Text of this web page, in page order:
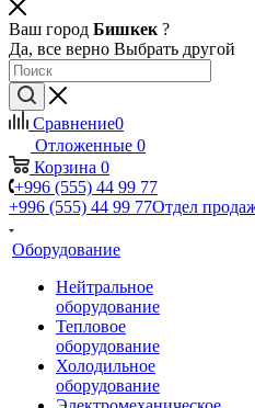
Ваш город Бишкек ?
Да, все верно Выбрать другой
Сравнение0
Отложенные 0
Корзина 0
+996 (555) 44 99 77
+996 (555) 44 99 77Отдел
Оборудование
Нейтральное
оборудование
Тепловое
оборудование
Холодильное
оборудование